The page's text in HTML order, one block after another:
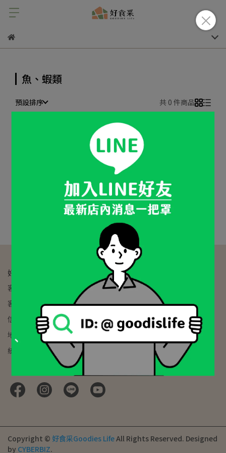
魚、蝦類
預設排序 共 0 件商品
很抱歉，無商品符合篩選條件
請重新輸入篩選
好食采Goodies Life | 太陽生鮮農產
客服專線：02-2393-0070
客服時間：週一至週六 AM:11:00-PM:19:00
信箱：service@ez-fresh.com.tw
地址：100台北市中正區南海路6號
統一編號：91665912
Copyright © 好食采Goodies LifeAll Rights Reserved. Designed
by CYBERBIZ.